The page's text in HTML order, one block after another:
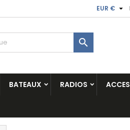
EUR € 

BATEAUX RADIOS